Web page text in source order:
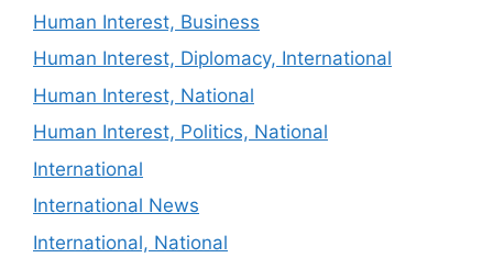
Human Interest, Business
Human Interest, Diplomacy, International
Human Interest, National
Human Interest, Politics, National
International
International News
International, National